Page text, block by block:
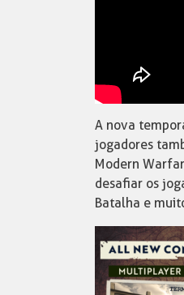
A nova
jogadores
Modern
desafiar os
Batalha e